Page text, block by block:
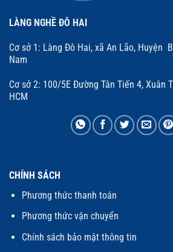
LÀNG NGHỀ ĐÔ HAI
Cơ sở 1: Làng Đô Hai, xã An Lão, Huyện
Nam
Cơ sở 2: 100/5E Đường Tân Tiến 4, Xuân
HCM
CHÍNH SÁCH
Phương thức thanh toán
Phương thức vận chuyển
Chính sách bảo mật thông tin